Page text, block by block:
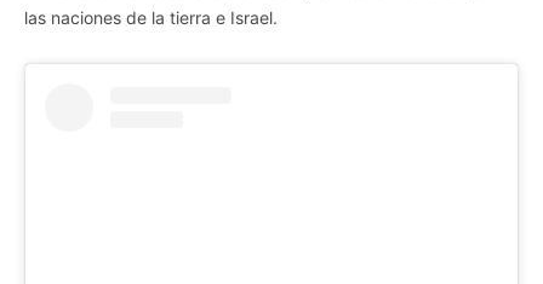
las naciones de la tierra e Israel.